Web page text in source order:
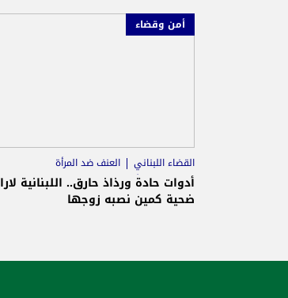
أمن وقضاء
القضاء اللبناني
العنف ضد المرأة
حقوق المرأة
أدوات حادة ورذاذ حارق.. اللبنانية لارا
ضحية كمين نصبه زوجها